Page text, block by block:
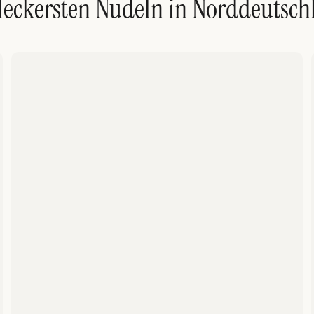
Nudeln in